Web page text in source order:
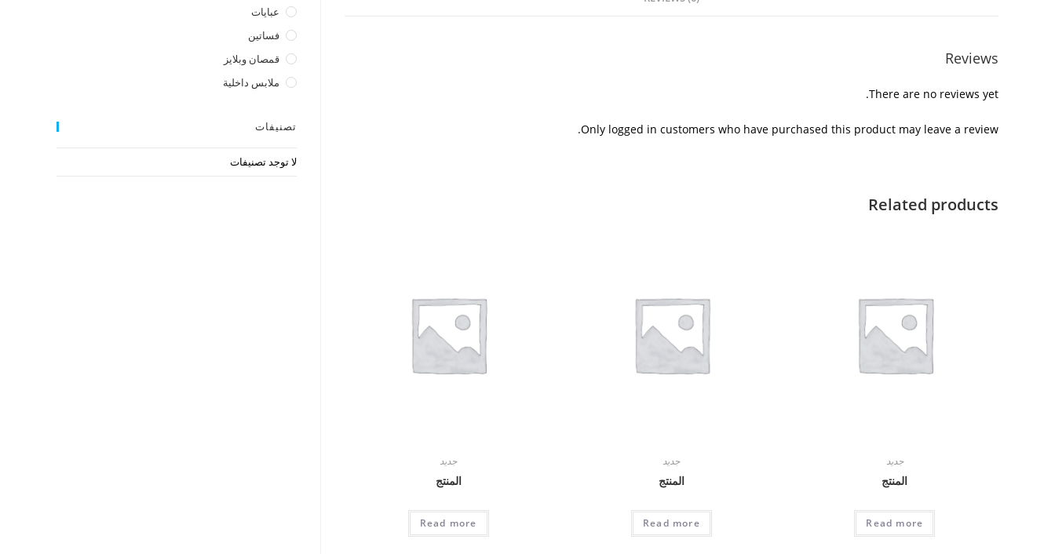
Reviews
There are no reviews yet.
Only logged in customers who have purchased this product may leave a review.
Related products
جديد
المنتج
Read more
جديد
المنتج
Read more
جديد
المنتج
Read more
عبايات
فساتين
قمصان وبلايز
ملابس داخلية
تصنيفات
لا توجد تصنيفات